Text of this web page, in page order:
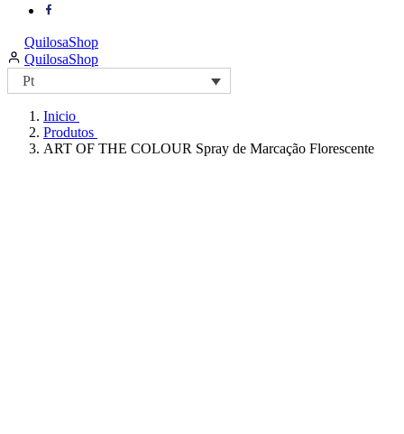
page
page
https://facebook.com/QuilosaPortugal
page
QuilosaShop
QuilosaShop
Pt
Inicio
Produtos
ART OF THE COLOUR Spray de Marcação Florescente